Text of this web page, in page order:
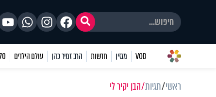
VOD מגזין חדשות הרב זמיר כהן עולם הילדים 70
ראשי תגיות הבן יקיר לי